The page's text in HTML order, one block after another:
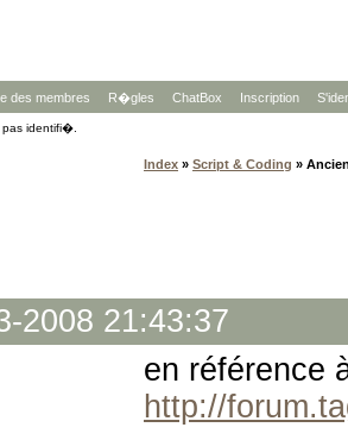
des membres R�gles ChatBox Inscription
identifi�.
Index » Script & Coding »
2008 21:43:37
en référence
http://